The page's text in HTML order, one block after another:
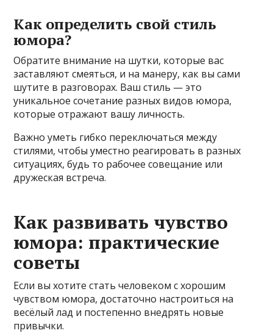
Как определить свой стиль
юмора?
Обратите внимание на шутки, которые вас
заставляют смеяться, и на манеру, как вы сами
шутите в разговорах. Ваш стиль — это
уникальное сочетание разных видов юмора,
которые отражают вашу личность.
Важно уметь гибко переключаться между
стилями, чтобы уместно реагировать в разных
ситуациях, будь то рабочее совещание или
дружеская встреча.
Как развивать чувство
юмора: практические
советы
Если вы хотите стать человеком с хорошим
чувством юмора, достаточно настроиться на
весёлый лад и постепенно внедрять новые
привычки.